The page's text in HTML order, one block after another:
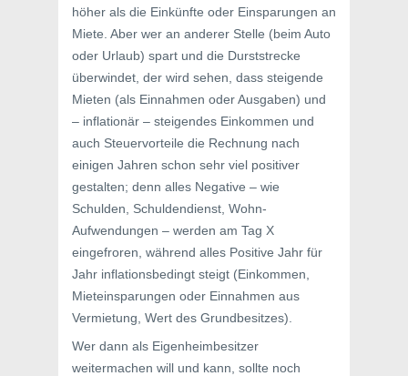
höher als die Einkünfte oder Einsparungen an
Miete. Aber wer an anderer Stelle (beim Auto
oder Urlaub) spart und die Durststrecke
überwindet, der wird sehen, dass steigende
Mieten (als Einnahmen oder Ausgaben) und
– inflationär – steigendes Einkommen und
auch Steuervorteile die Rechnung nach
einigen Jahren schon sehr viel positiver
gestalten; denn alles Negative – wie
Schulden, Schuldendienst, Wohn-
Aufwendungen – werden am Tag X
eingefroren, während alles Positive Jahr für
Jahr inflationsbedingt steigt (Einkommen,
Mieteinsparungen oder Einnahmen aus
Vermietung, Wert des Grundbesitzes).
Wer dann als Eigenheimbesitzer
weitermachen will und kann, sollte noch